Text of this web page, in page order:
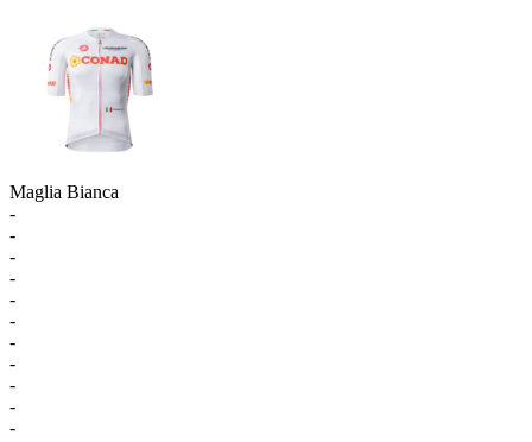
Maglia Bianca
-
-
-
-
-
-
-
-
-
-
-